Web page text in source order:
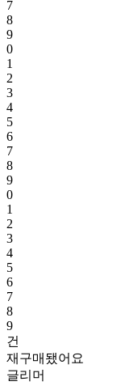
7
8
9
0
1
2
3
4
5
6
7
8
9
0
1
2
3
4
5
6
7
8
9
건
재구매됐어요
글리머